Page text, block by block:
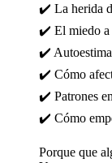
✔️ La herida
✔️ El miedo a
✔️ Autoestima
✔️ Cómo
✔️ Patrones
✔️ Cómo
Porque que